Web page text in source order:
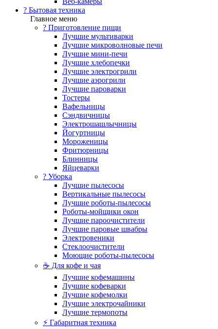
? Бытовая техника
Главное меню
? Приготовление пищи
Лучшие мультиварки
Лучшие микроволновые печи
Лучшие мини-печи
Лучшие хлебопечки
Лучшие электрогрили
Лучшие аэрогрили
Лучшие пароварки
Тостеры
Вафельницы
Сэндвичницы
Электрошашлычницы
Йогуртницы
Мороженицы
Фритюрницы
Блинницы
Яйцеварки
? Уборка
Лучшие пылесосы
Вертикальные пылесосы
Лучшие роботы-пылесосы
Роботы-мойщики окон
Лучшие пароочистители
Лучшие паровые швабры
Электровеники
Стеклоочистители
Моющие роботы-пылесосы
☕ Для кофе и чая
Лучшие кофемашины
Лучшие кофеварки
Лучшие кофемолки
Лучшие электрочайники
Лучшие термопоты
⚡ Габаритная техника